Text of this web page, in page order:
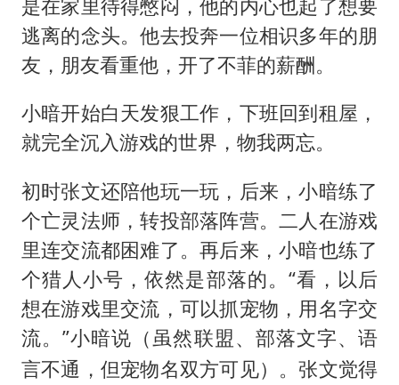
是在家里待得憋闷，他的内心也起了想要
逃离的念头。他去投奔一位相识多年的朋
友，朋友看重他，开了不菲的薪酬。
小暗开始白天发狠工作，下班回到租屋，
就完全沉入游戏的世界，物我两忘。
初时张文还陪他玩一玩，后来，小暗练了
个亡灵法师，转投部落阵营。二人在游戏
里连交流都困难了。再后来，小暗也练了
个猎人小号，依然是部落的。“看，以后
想在游戏里交流，可以抓宠物，用名字交
流。”小暗说（虽然联盟、部落文字、语
言不通，但宠物名双方可见）。张文觉得